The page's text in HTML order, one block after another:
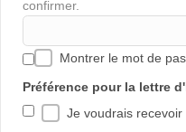
confirmer.
Montrer le mot de
Préférence pour la lettre
Je voudrais